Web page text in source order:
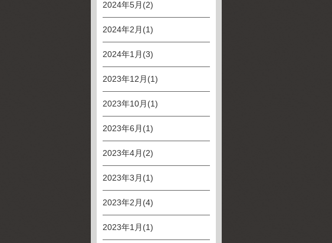
2024年5月(2)
2024年2月(1)
2024年1月(3)
2023年12月(1)
2023年10月(1)
2023年6月(1)
2023年4月(2)
2023年3月(1)
2023年2月(4)
2023年1月(1)